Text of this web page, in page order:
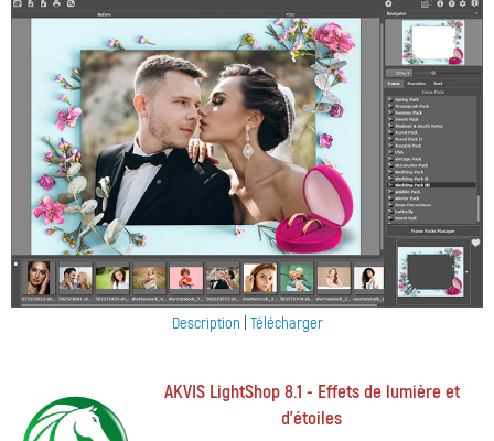
Description Télécharger
AKVIS LightShop 8.1 - Effets de lumière et
d'étoiles